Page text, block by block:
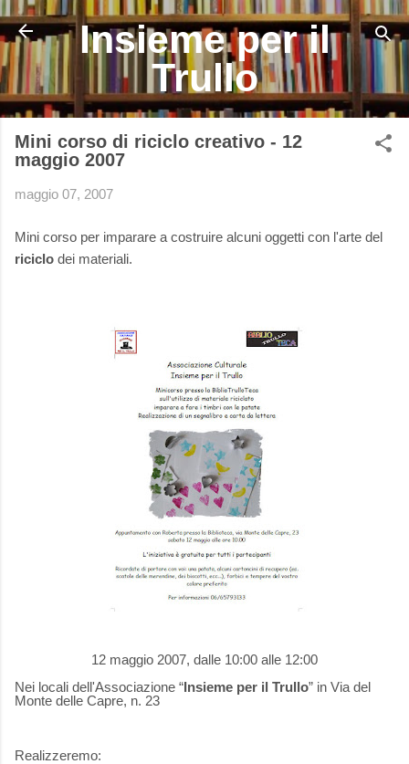
Passa ai contenuti principali
Insieme per il
Trullo
Mini corso di riciclo creativo - 12
maggio 2007
maggio 07, 2007
Mini corso per imparare a costruire alcuni oggetti con l'arte del
riciclo dei materiali.
12 maggio 2007, dalle 10:00 alle 12:00
Nei locali dell'Associazione “Insieme per il Trullo” in Via del
Monte delle Capre, n. 23
Realizzeremo: